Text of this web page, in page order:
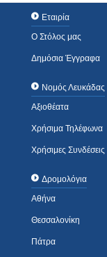
Εταιρία
Ο Στόλος μας
Δημόσια Έγγραφα
Νομός Λευκάδας
Αξιοθέατα
Χρήσιμα Τηλέφωνα
Χρήσιμες Συνδέσεις
Δρομολόγια
Αθήνα
Θεσσαλονίκη
Πάτρα